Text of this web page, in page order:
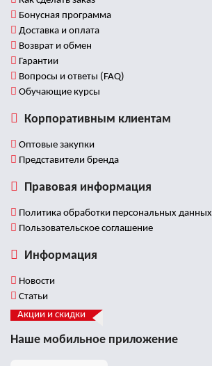
Бонусная программа
Доставка и оплата
Возврат и обмен
Гарантии
Вопросы и ответы (FAQ)
Обучающие курсы
Корпоративным клиентам
Оптовые закупки
Представители бренда
Правовая информация
Политика обработки персональных данных
Пользовательское соглашение
Информация
Новости
Статьи
Акции и скидки
Наше мобильное приложение